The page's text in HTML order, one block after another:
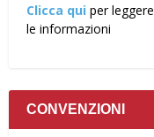
Clicca qui per leggere
le informazioni
CONVENZIONI